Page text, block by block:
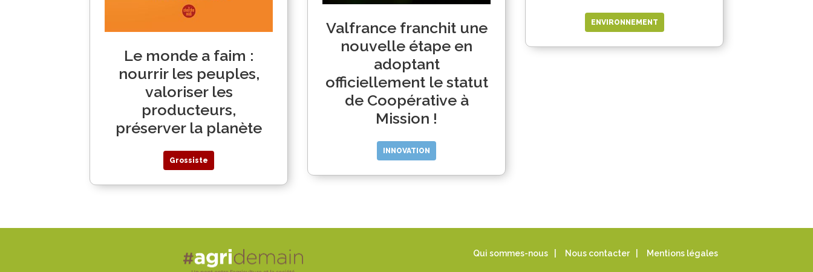
Le monde a faim :
nourrir les peuples,
valoriser les
producteurs,
préserver la planète
Grossiste
Valfrance franchit une
nouvelle étape en
adoptant
officiellement le statut
de Coopérative à
Mission !
INNOVATION
ENVIRONNEMENT
Qui sommes-nous Nous contacter Mentions légales